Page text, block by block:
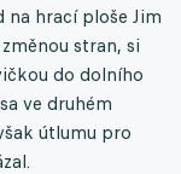
na hrací ploše Jim
stran, si
do dolního
ve druhém
útlumu pro